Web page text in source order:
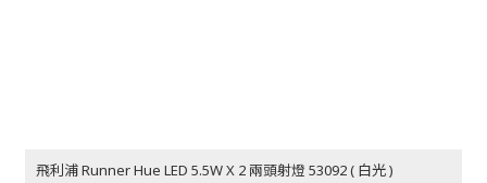
飛利浦 Runner Hue LED 5.5W X 2 兩頭射燈 53092 ( 白光 )